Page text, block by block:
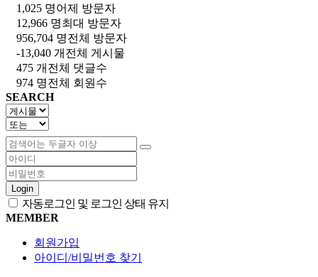
1,025 명어제 방문자
12,966 명최대 방문자
956,704 명전체 방문자
-13,040 개 전체 게시물
475 개 전체 댓글수
974 명전체 회원수
SEARCH
Login
자동로그인 및 로그인 상태 유지
MEMBER
회원가입
아이디/비밀번호 찾기